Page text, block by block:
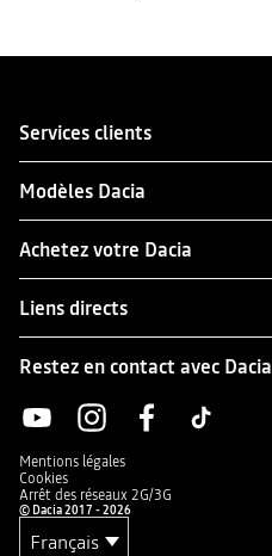
Services clients
Modèles Dacia
Achetez votre Dacia
Liens directs
Restez en contact avec Dacia
Mentions légales
Cookies
Arrêt des réseaux 2G/3G
© Dacia 2017 - 2026